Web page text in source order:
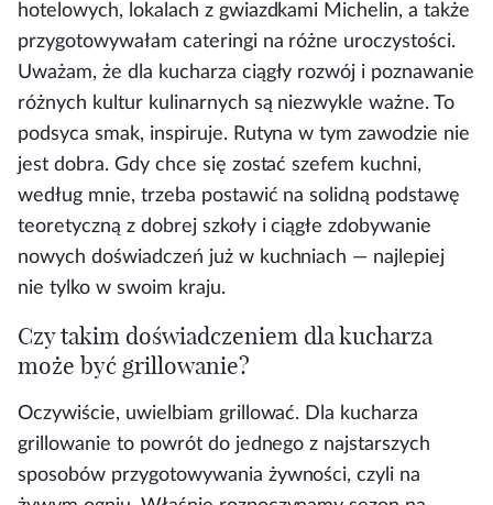
hotelowych, lokalach z gwiazdkami Michelin, a także
przygotowywałam cateringi na różne uroczystości.
Uważam, że dla kucharza ciągły rozwój i poznawanie
różnych kultur kulinarnych są niezwykle ważne. To
podsyca smak, inspiruje. Rutyna w tym zawodzie nie
jest dobra. Gdy chce się zostać szefem kuchni,
według mnie, trzeba postawić na solidną podstawę
teoretyczną z dobrej szkoły i ciągłe zdobywanie
nowych doświadczeń już w kuchniach — najlepiej
nie tylko w swoim kraju.
Czy takim doświadczeniem dla kucharza
może być grillowanie?
Oczywiście, uwielbiam grillować. Dla kucharza
grillowanie to powrót do jednego z najstarszych
sposobów przygotowywania żywności, czyli na